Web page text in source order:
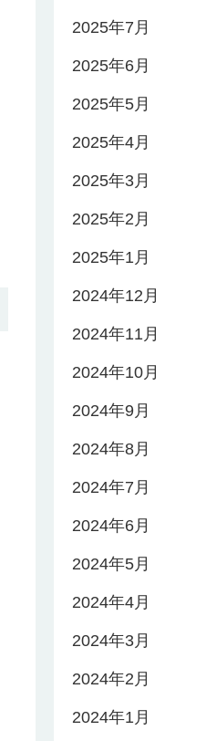
2025年7月
2025年6月
2025年5月
2025年4月
2025年3月
2025年2月
2025年1月
2024年12月
2024年11月
2024年10月
2024年9月
2024年8月
2024年7月
2024年6月
2024年5月
2024年4月
2024年3月
2024年2月
2024年1月